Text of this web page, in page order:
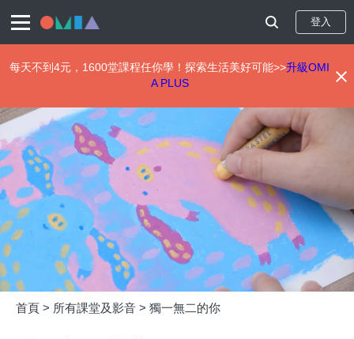
至
內
容
登入
每天不到4元，1600堂課程任你學！探索生活美好可能>>升級OMI
A PLUS
首頁 > 所有課堂及影音 > 獨一無二的你